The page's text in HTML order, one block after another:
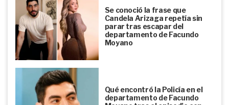
Se conoció la frase que
Candela Arizaga repetía sin
parar tras escapar del
departamento de Facundo
Moyano
Qué encontró la Policía en el
departamento de Facundo